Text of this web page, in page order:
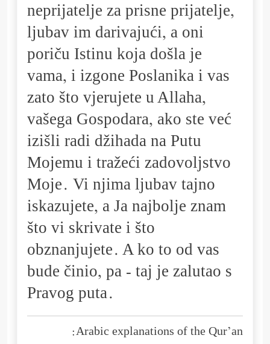
neprijatelje za prisne prijatelje,
ljubav im darivajući, a oni
poriču Istinu koja došla je
vama, i izgone Poslanika i vas
zato što vjerujete u Allaha,
vašega Gospodara, ako ste već
izišli radi džihada na Putu
Mojemu i tražeći zadovoljstvo
Moje. Vi njima ljubav tajno
iskazujete, a Ja najbolje znam
što vi skrivate i što
obznanjujete. A ko to od vas
bude činio, pa - taj je zalutao s
Pravog puta.
Arabic explanations of the Qur’an: